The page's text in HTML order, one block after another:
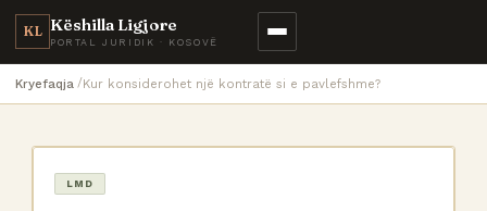
KL Këshilla Ligjore
PORTAL JURIDIK · KOSOVË
Kryefaqja Kur konsiderohet një kontratë si e pavlefshme?
LMD